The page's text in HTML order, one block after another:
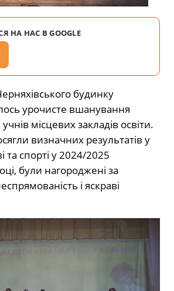
НА НАС В GOOGLE
будинку
урочисте вшанування
місцевих закладів освіти.
визначних результатів у
та спорті у 2024/2025
були нагороджені за
і яскраві